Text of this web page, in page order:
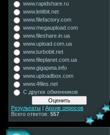
www.rapidshare.ru
www.letitbit.net
www.filefactory.com
www.megaupload.com
www.fileshare.in.ua
www.upload.com.ua
www.turbobit.net
www.fileplanet.com.ua
www.gigapeta.info
www.uploadbox.com
www.4files.net
С других обменников
Результаты | Архив опросов
Всего ответов: 557